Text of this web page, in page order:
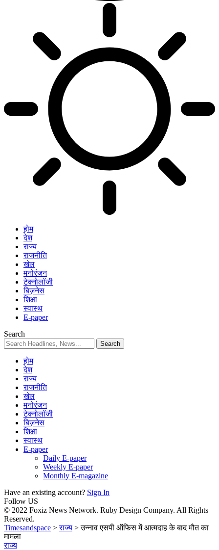
होम
देश
राज्य
राजनीति
खेल
मनोरंजन
टेक्नोलॉजी
बिज़नेस
शिक्षा
स्वास्थ
E-paper
Search
होम
देश
राज्य
राजनीति
खेल
मनोरंजन
टेक्नोलॉजी
बिज़नेस
शिक्षा
स्वास्थ
E-paper
Daily E-paper
Weekly E-paper
Monthly E-magazine
Have an existing account? Sign In
Follow US
© 2022 Foxiz News Network. Ruby Design Company. All Rights
Reserved.
Timesandspace >राज्य >उन्नाव एसपी ऑफिस में आत्मदाह के बाद मौत का
मामला
राज्य